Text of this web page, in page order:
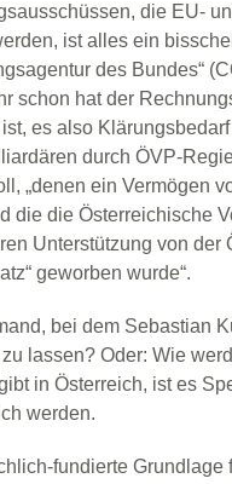
die EU-
ist alles ein
des Bundes“
schon hat der
es also
durch ÖVP-
„denen ein Vermögen
die die Österreichische
Unterstützung von
geworben wurde“.
bei dem Sebastian
lassen? Oder: Wie
in Österreich, ist es
werden.
fundierte Grundlage